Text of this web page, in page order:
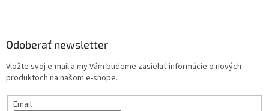
Odoberať newsletter
Vložte svoj e-mail a my Vám budeme zasielať informácie o nových
produktoch na našom e-shope.
Email